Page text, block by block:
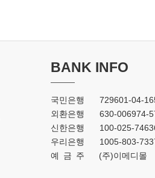
BANK INFO
국민은행
729601-04-
외환은행
630-006974-
신한은행
100-025-
우리은행
1005-803-
예금주
(주)이메디몰